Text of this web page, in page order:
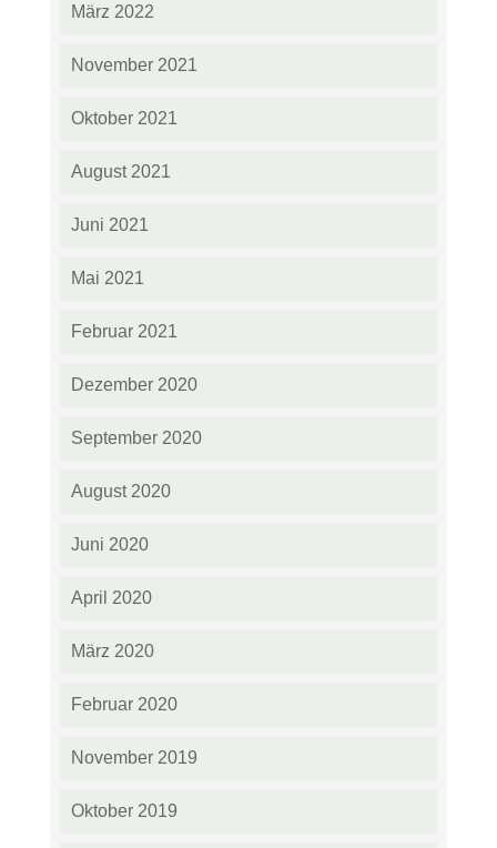
März 2022
November 2021
Oktober 2021
August 2021
Juni 2021
Mai 2021
Februar 2021
Dezember 2020
September 2020
August 2020
Juni 2020
April 2020
März 2020
Februar 2020
November 2019
Oktober 2019